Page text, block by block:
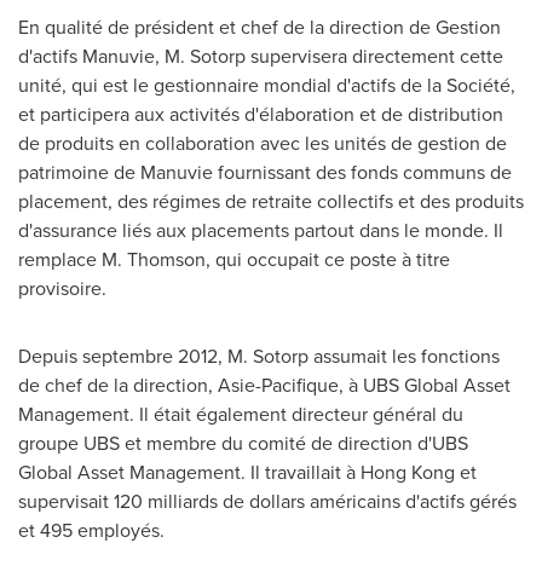
En qualité de président et chef de la direction de Gestion
d'actifs Manuvie, M. Sotorp supervisera directement cette
unité, qui est le gestionnaire mondial d'actifs de la Société,
et participera aux activités d'élaboration et de distribution
de produits en collaboration avec les unités de gestion de
patrimoine de Manuvie fournissant des fonds communs de
placement, des régimes de retraite collectifs et des produits
d'assurance liés aux placements partout dans le monde. Il
remplace M. Thomson, qui occupait ce poste à titre
provisoire.
Depuis septembre 2012, M. Sotorp assumait les fonctions
de chef de la direction, Asie-Pacifique, à UBS Global Asset
Management. Il était également directeur général du
groupe UBS et membre du comité de direction d'UBS
Global Asset Management. Il travaillait à Hong Kong et
supervisait 120 milliards de dollars américains d'actifs gérés
et 495 employés.